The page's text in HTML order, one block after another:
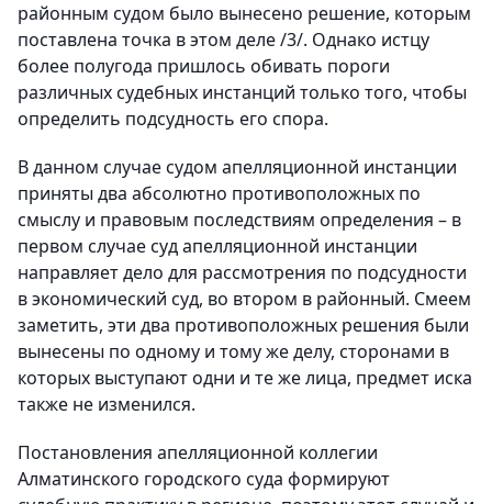
районным судом было вынесено решение, которым
поставлена точка в этом деле /3/. Однако истцу
более полугода пришлось обивать пороги
различных судебных инстанций только того, чтобы
определить подсудность его спора.
В данном случае судом апелляционной инстанции
приняты два абсолютно противоположных по
смыслу и правовым последствиям определения – в
первом случае суд апелляционной инстанции
направляет дело для рассмотрения по подсудности
в экономический суд, во втором в районный. Смеем
заметить, эти два противоположных решения были
вынесены по одному и тому же делу, сторонами в
которых выступают одни и те же лица, предмет иска
также не изменился.
Постановления апелляционной коллегии
Алматинского городского суда формируют